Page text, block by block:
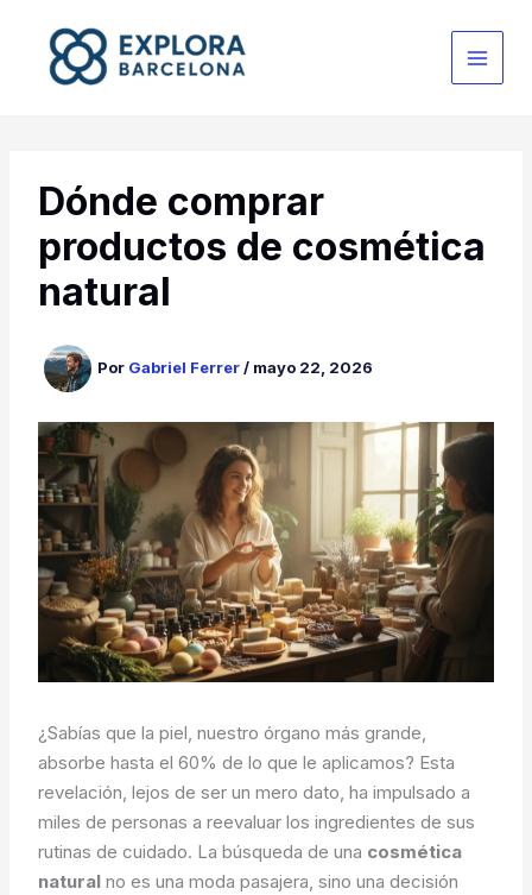
contenido
Dónde comprar
productos de cosmética
natural
Por Gabriel Ferrer/ mayo 22, 2026
¿Sabías que la piel, nuestro órgano más grande,
absorbe hasta el 60% de lo que le aplicamos? Esta
revelación, lejos de ser un mero dato, ha impulsado a
miles de personas a reevaluar los ingredientes de sus
rutinas de cuidado. La búsqueda de una cosmética
natural no es una moda pasajera, sino una decisión